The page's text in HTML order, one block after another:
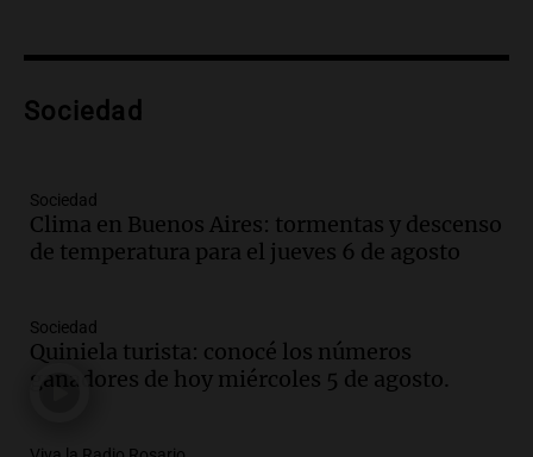
Audio.Lanzamiento del Tigo 7 CSH: el
al mercado argentino
Audio.
Mundial de Natación de Invierno con
récords y atletas de 20 países
Audio.Conductor imputado por
accidente fatal en San Luis dejó tres
Sociedad
Sociedad
Clima en Buenos Aires: tormentas y descenso
de temperatura para el jueves 6 de agosto
Sociedad
Quiniela turista: conocé los números
ganadores de hoy miércoles 5 de agosto.